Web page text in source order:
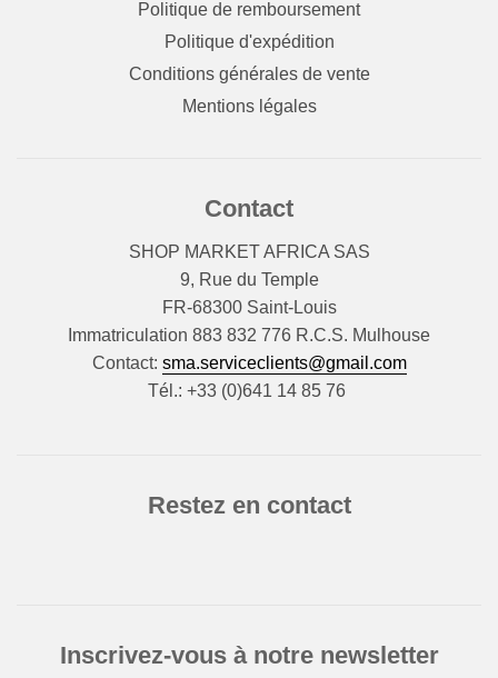
Politique de remboursement
Politique d'expédition
Conditions générales de vente
Mentions légales
Contact
SHOP MARKET AFRICA SAS
9, Rue du Temple
FR-68300 Saint-Louis
Immatriculation 883 832 776 R.C.S. Mulhouse
Contact: sma.serviceclients@gmail.com
Tél.: +33 (0)641 14 85 76
Restez en contact
Inscrivez-vous à notre newsletter